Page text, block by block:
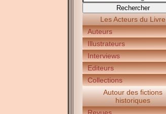
Les Acteurs du Livre
Auteurs
Illustrateurs
Interviews
Editeurs
Collections
Autour des fictions
historiques